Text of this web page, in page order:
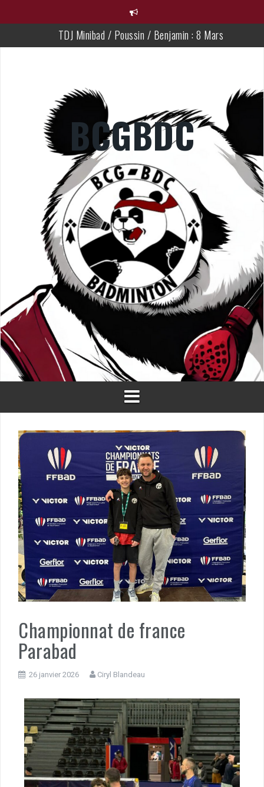
TDJ Minibad / Poussin / Benjamin : 8 Mars
Championnat 35 jeune
Résultats du week-end
28ème Braderie des Particuliers !
BCGBDC
Championnat de france
Parabad
26 janvier 2026 Ciryl Blandeau